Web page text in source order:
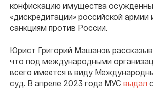
конфискацию имущества
«дискредитации» российской армии
санкциям против России.
Юрист Григорий Машанов
что под международными
всего имеется в виду
суд. В апреле 2023 года МУС выдал